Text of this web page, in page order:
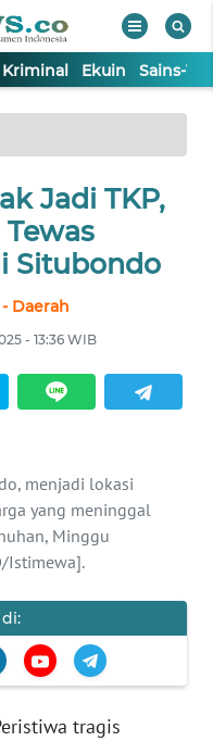
Kriminal Ekuin Sains-
Jadi TKP,
Situbondo
Daerah
- 13:36 WIB
menjadi lokasi
yang meninggal
Minggu
Istimewa].
tragis